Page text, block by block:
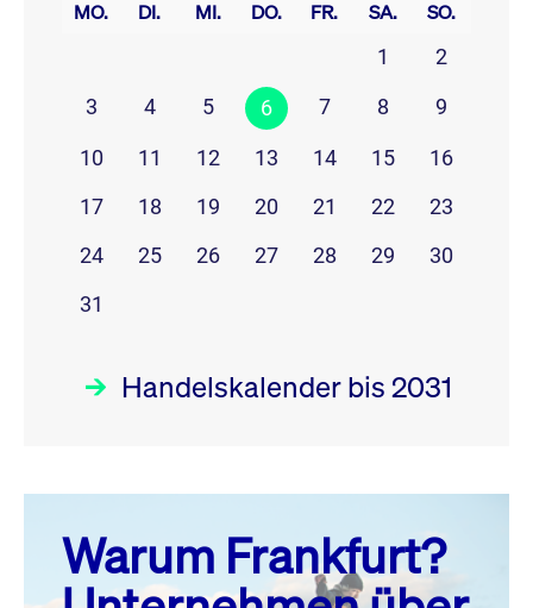
MO. DI. MI. DO. FR. SA. SO.
1
2
3
4 5 6 7 8 9
10 11 12 13 14 15
16
17
18 19 20 21 22
23
24
25 26 27 28 29
30
31
Handelskalender bis 2031
August 26
MO. DI. MI. DO. FR. SA. SO.
Warum Frankfurt?